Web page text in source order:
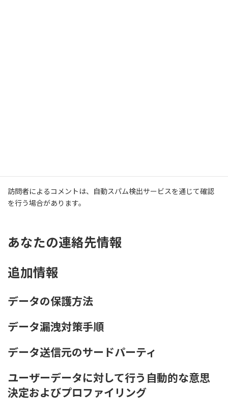
訪問者によるコメントは、自動スパム検出サービスを通じて確認
を行う場合があります。
あなたの連絡先情報
追加情報
データの保護方法
データ漏洩対策手順
データ送信元のサードパーティ
ユーザーデータに対して行う自動的な意思
決定およびプロファイリング